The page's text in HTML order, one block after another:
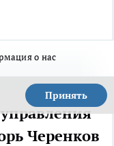
о нас
Принять
Черенков